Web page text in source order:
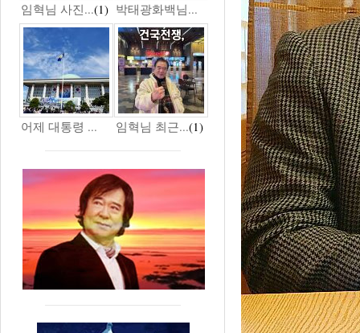
임혁님 사진...(1) 박태광화백님...
어제 대통령 ... 임혁님 최근...(1)